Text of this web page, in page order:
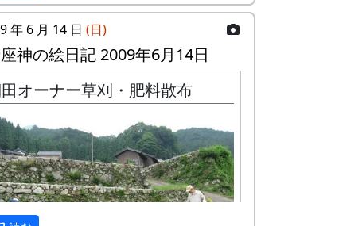
座神」棚田便り #3 2013年6月号 (PDF
年 6 月 14 日 (日)
神の絵日記 2009年6月14日
オーナー草刈・肥料散布